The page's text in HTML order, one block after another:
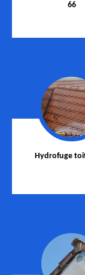
66
Hydrofuge